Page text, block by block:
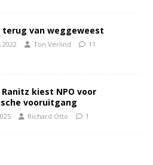
terug van weggeweest
Ton Verlind 11
kiest NPO voor
vooruitgang
Richard Otto 1